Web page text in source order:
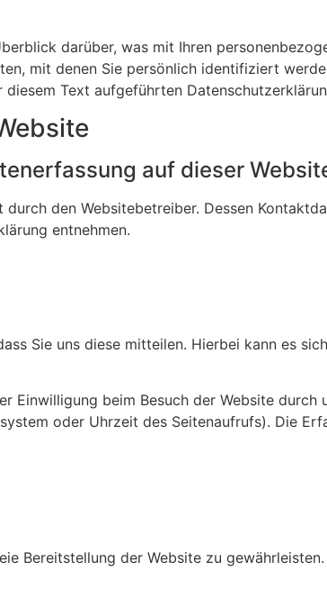
darüber, was mit Ihren
mit denen Sie persönlich identifiziert
Text aufgeführten
auf dieser
den Websitebetreiber. Dessen
entnehmen.
Sie uns diese mitteilen. Hierbei kann es
Einwilligung beim Besuch der Website durch
oder Uhrzeit des Seitenaufrufs). Die
Bereitstellung der Website zu